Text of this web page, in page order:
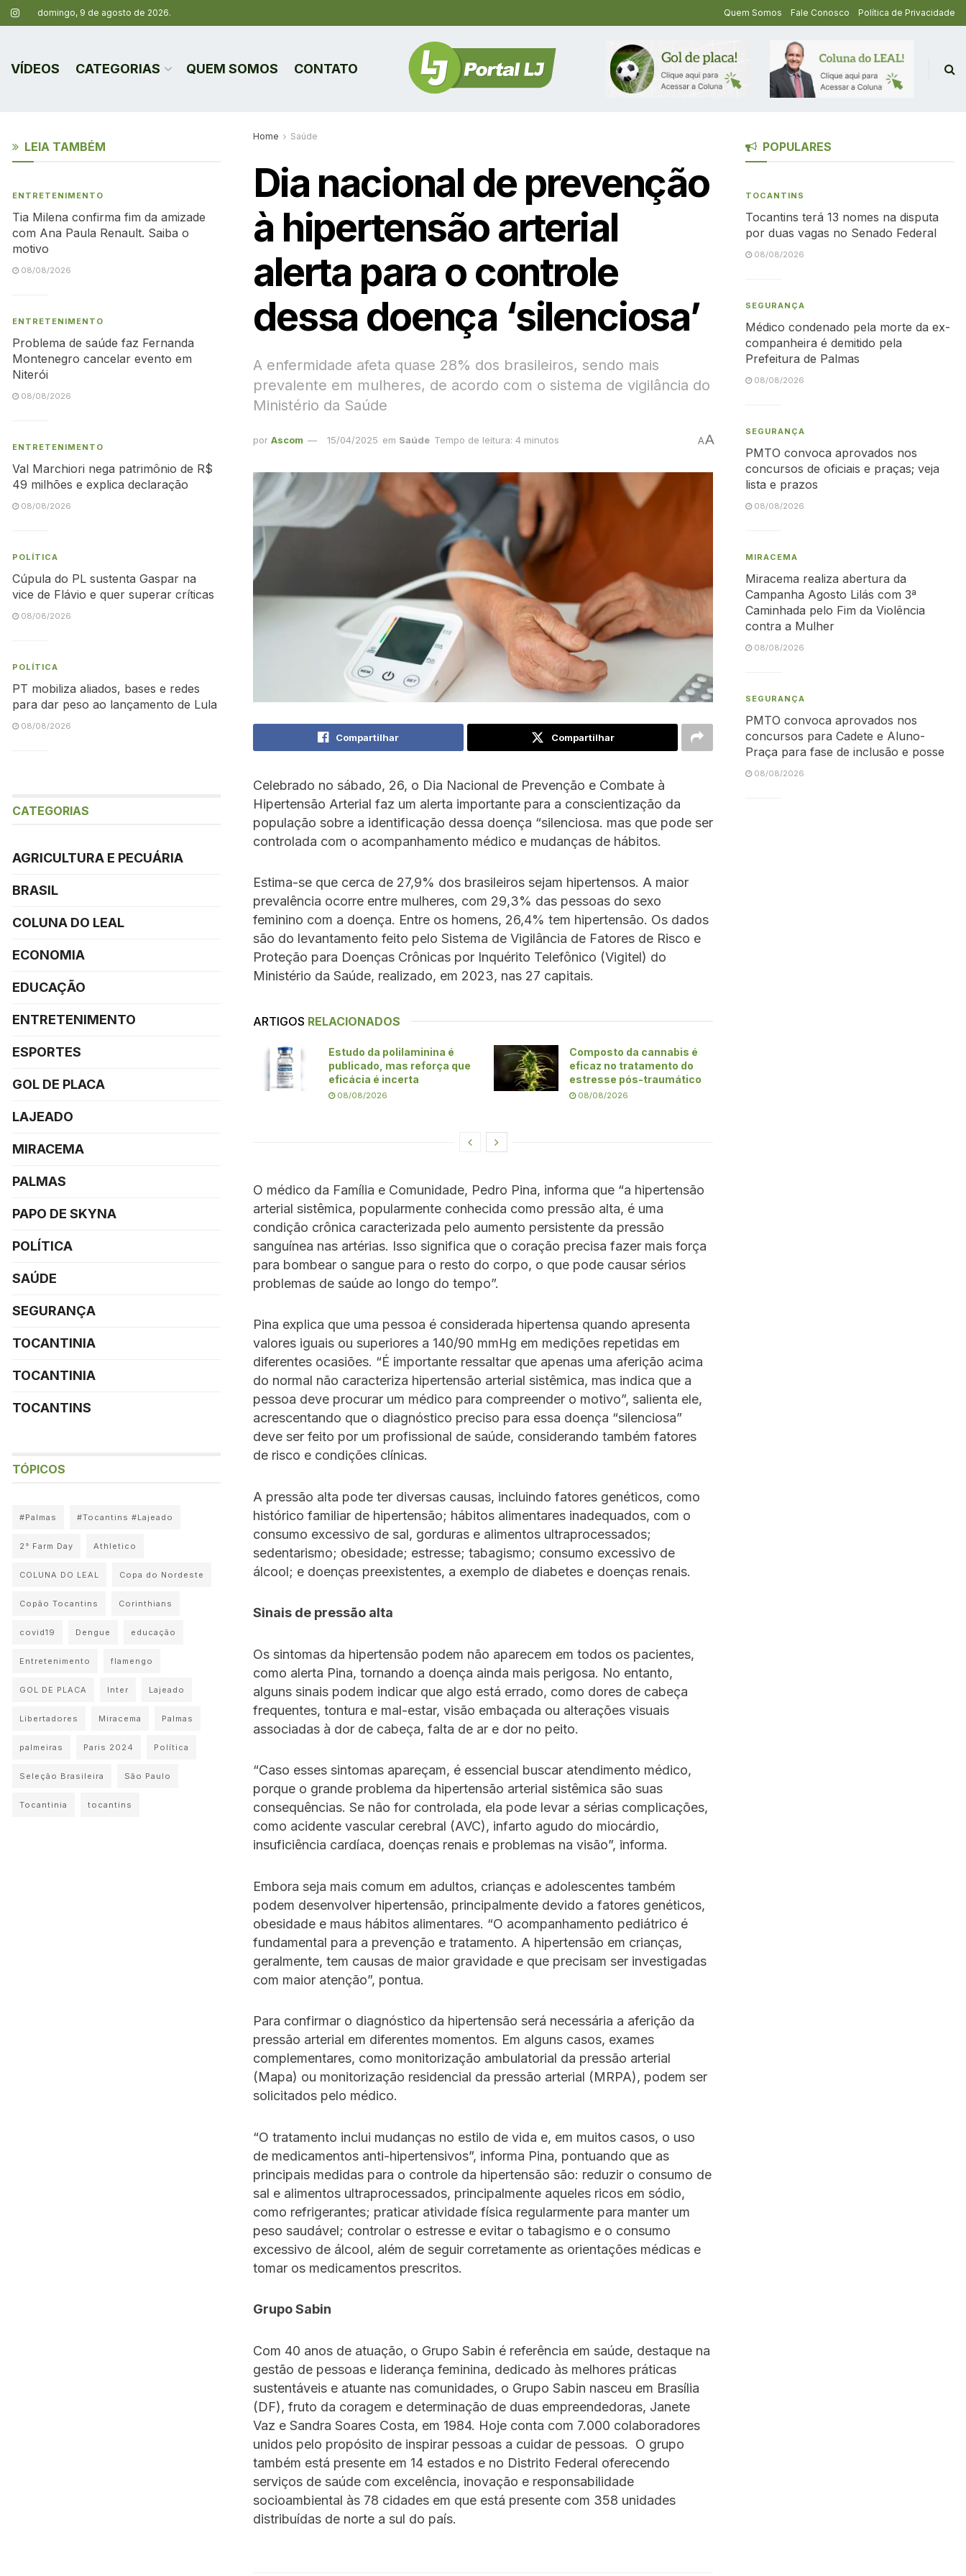
domingo, 9 de agosto de 2026. Quem Somos Fale Conosco Política de Privacidade
VÍDEOS CATEGORIAS QUEM SOMOS CONTATO
Home Saúde
Dia nacional de prevenção
à hipertensão arterial
alerta para o controle
dessa doença ‘silenciosa’
A enfermidade afeta quase 28% dos brasileiros, sendo mais
prevalente em mulheres, de acordo com o sistema de vigilância do
Ministério da Saúde
por Ascom 15/04/2025 em Saúde Tempo de leitura: 4 minutos AA
Compartilhar Compartilhar
Celebrado no sábado, 26, o Dia Nacional de Prevenção e Combate à
Hipertensão Arterial faz um alerta importante para a conscientização da
população sobre a identificação dessa doença “silenciosa. mas que pode ser
controlada com o acompanhamento médico e mudanças de hábitos.
Estima-se que cerca de 27,9% dos brasileiros sejam hipertensos. A maior
prevalência ocorre entre mulheres, com 29,3% das pessoas do sexo
feminino com a doença. Entre os homens, 26,4% tem hipertensão. Os dados
são do levantamento feito pelo Sistema de Vigilância de Fatores de Risco e
Proteção para Doenças Crônicas por Inquérito Telefônico (Vigitel) do
Ministério da Saúde, realizado, em 2023, nas 27 capitais.
ARTIGOS RELACIONADOS
Estudo da polilaminina é
publicado, mas reforça que
eficácia é incerta
08/08/2026
Composto da cannabis é
eficaz no tratamento do
estresse pós-traumático
08/08/2026
O médico da Família e Comunidade, Pedro Pina, informa que “a hipertensão
arterial sistêmica, popularmente conhecida como pressão alta, é uma
condição crônica caracterizada pelo aumento persistente da pressão
sanguínea nas artérias. Isso significa que o coração precisa fazer mais força
para bombear o sangue para o resto do corpo, o que pode causar sérios
problemas de saúde ao longo do tempo”.
Pina explica que uma pessoa é considerada hipertensa quando apresenta
valores iguais ou superiores a 140/90 mmHg em medições repetidas em
diferentes ocasiões. “É importante ressaltar que apenas uma aferição acima
do normal não caracteriza hipertensão arterial sistêmica, mas indica que a
pessoa deve procurar um médico para compreender o motivo”, salienta ele,
acrescentando que o diagnóstico preciso para essa doença “silenciosa”
deve ser feito por um profissional de saúde, considerando também fatores
de risco e condições clínicas.
A pressão alta pode ter diversas causas, incluindo fatores genéticos, como
histórico familiar de hipertensão; hábitos alimentares inadequados, com o
consumo excessivo de sal, gorduras e alimentos ultraprocessados;
sedentarismo; obesidade; estresse; tabagismo; consumo excessivo de
álcool; e doenças preexistentes, a exemplo de diabetes e doenças renais.
Sinais de pressão alta
Os sintomas da hipertensão podem não aparecem em todos os pacientes,
como alerta Pina, tornando a doença ainda mais perigosa. No entanto,
alguns sinais podem indicar que algo está errado, como dores de cabeça
frequentes, tontura e mal-estar, visão embaçada ou alterações visuais
associadas à dor de cabeça, falta de ar e dor no peito.
“Caso esses sintomas apareçam, é essencial buscar atendimento médico,
porque o grande problema da hipertensão arterial sistêmica são suas
consequências. Se não for controlada, ela pode levar a sérias complicações,
como acidente vascular cerebral (AVC), infarto agudo do miocárdio,
insuficiência cardíaca, doenças renais e problemas na visão”, informa.
Embora seja mais comum em adultos, crianças e adolescentes também
podem desenvolver hipertensão, principalmente devido a fatores genéticos,
obesidade e maus hábitos alimentares. “O acompanhamento pediátrico é
fundamental para a prevenção e tratamento. A hipertensão em crianças,
geralmente, tem causas de maior gravidade e que precisam ser investigadas
com maior atenção”, pontua.
Para confirmar o diagnóstico da hipertensão será necessária a aferição da
pressão arterial em diferentes momentos. Em alguns casos, exames
complementares, como monitorização ambulatorial da pressão arterial
(Mapa) ou monitorização residencial da pressão arterial (MRPA), podem ser
solicitados pelo médico.
“O tratamento inclui mudanças no estilo de vida e, em muitos casos, o uso
de medicamentos anti-hipertensivos”, informa Pina, pontuando que as
principais medidas para o controle da hipertensão são: reduzir o consumo de
sal e alimentos ultraprocessados, principalmente aqueles ricos em sódio,
como refrigerantes; praticar atividade física regularmente para manter um
peso saudável; controlar o estresse e evitar o tabagismo e o consumo
excessivo de álcool, além de seguir corretamente as orientações médicas e
tomar os medicamentos prescritos.
Grupo Sabin
Com 40 anos de atuação, o Grupo Sabin é referência em saúde, destaque na
gestão de pessoas e liderança feminina, dedicado às melhores práticas
sustentáveis e atuante nas comunidades, o Grupo Sabin nasceu em Brasília
(DF), fruto da coragem e determinação de duas empreendedoras, Janete
Vaz e Sandra Soares Costa, em 1984. Hoje conta com 7.000 colaboradores
unidos pelo propósito de inspirar pessoas a cuidar de pessoas. O grupo
também está presente em 14 estados e no Distrito Federal oferecendo
serviços de saúde com excelência, inovação e responsabilidade
socioambiental às 78 cidades em que está presente com 358 unidades
distribuídas de norte a sul do país.
LEIA TAMBÉM
ENTRETENIMENTO
Tia Milena confirma fim da amizade
com Ana Paula Renault. Saiba o
motivo
08/08/2026
ENTRETENIMENTO
Problema de saúde faz Fernanda
Montenegro cancelar evento em
Niterói
08/08/2026
ENTRETENIMENTO
Val Marchiori nega patrimônio de R$
49 milhões e explica declaração
08/08/2026
POLÍTICA
Cúpula do PL sustenta Gaspar na
vice de Flávio e quer superar críticas
08/08/2026
POLÍTICA
PT mobiliza aliados, bases e redes
para dar peso ao lançamento de Lula
08/08/2026
CATEGORIAS
AGRICULTURA E PECUÁRIA
BRASIL
COLUNA DO LEAL
ECONOMIA
EDUCAÇÃO
ENTRETENIMENTO
ESPORTES
GOL DE PLACA
LAJEADO
MIRACEMA
PALMAS
PAPO DE SKYNA
POLÍTICA
SAÚDE
SEGURANÇA
TOCANTINIA
TOCANTINIA
TOCANTINS
TÓPICOS
#Palmas #Tocantins #Lajeado
2° Farm Day Athletico
COLUNA DO LEAL Copa do Nordeste
Copão Tocantins Corinthians
covid19 Dengue educação
Entretenimento flamengo
GOL DE PLACA Inter Lajeado
Libertadores Miracema Palmas
palmeiras Paris 2024 Política
Seleção Brasileira São Paulo
Tocantinia tocantins
POPULARES
TOCANTINS
Tocantins terá 13 nomes na disputa
por duas vagas no Senado Federal
08/08/2026
SEGURANÇA
Médico condenado pela morte da ex-
companheira é demitido pela
Prefeitura de Palmas
08/08/2026
SEGURANÇA
PMTO convoca aprovados nos
concursos de oficiais e praças; veja
lista e prazos
08/08/2026
MIRACEMA
Miracema realiza abertura da
Campanha Agosto Lilás com 3ª
Caminhada pelo Fim da Violência
contra a Mulher
08/08/2026
SEGURANÇA
PMTO convoca aprovados nos
concursos para Cadete e Aluno-
Praça para fase de inclusão e posse
08/08/2026